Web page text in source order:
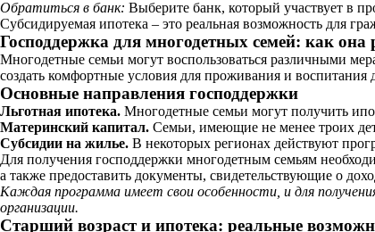
Обратиться в банк: Выберите банк, который участвует в
Субсидируемая ипотека – это реальная возможность для
Господдержка для многодетных семей: как она
Многодетные семьи могут воспользоваться различными
создать комфортные условия для проживания и воспитания
Основные направления господдержки
Льготная ипотека. Многодетные семьи могут получить
Материнский капитал. Семьи, имеющие не менее троих
Субсидии на жилье. В некоторых регионах действуют
Для получения господдержки многодетным семьям
а также предоставить документы, свидетельствующие о
Каждая программа имеет свои особенности, и для
организации.
Старший возраст и ипотека: реальные